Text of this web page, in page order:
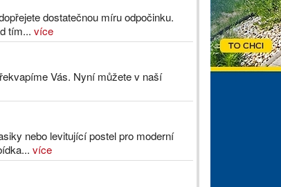
dostatečnou míru odpočinku.
tím... více
Vás. Nyní můžete v naší
nebo levitující postel pro moderní
více